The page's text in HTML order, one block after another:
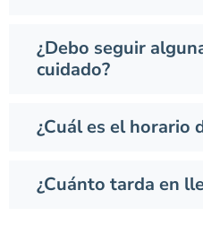
¿Debo seguir
cuidado?
¿Cuál es el horario
¿Cuánto tarda en